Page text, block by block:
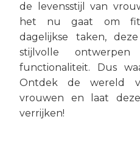
de levensstijl van
het nu gaat om
dagelijkse taken,
stijlvolle ontwerpen
functionaliteit. Dus
Ontdek de wereld
vrouwen en laat
verrijken!